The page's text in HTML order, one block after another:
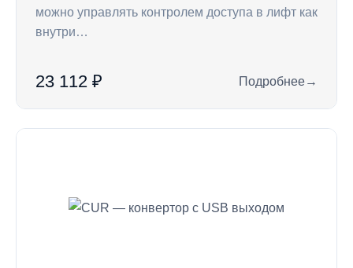
можно управлять контролем доступа в лифт как
внутри…
23 112 ₽ Подробнее
: LQB —
→